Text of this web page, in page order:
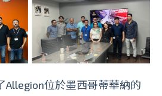
Allegion位於墨西哥蒂華納的